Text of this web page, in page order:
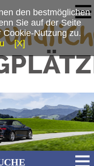
den bestmöglichen
Sie auf der Seite
Nutzung zu.
[X]